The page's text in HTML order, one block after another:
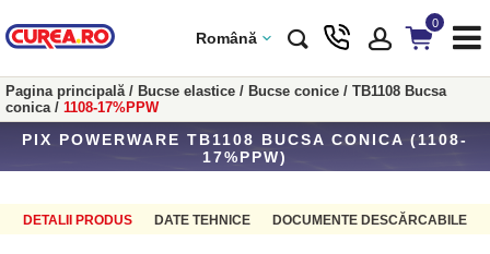
Română
0
Pagina principală/ Bucse elastice / Bucse conice / TB1108 Bucsa
conica/ 1108-17%PPW
PIX POWERWARE TB1108 BUCSA CONICA (1108-
17%PPW)
DETALII PRODUS DATE TEHNICE DOCUMENTE DESCĂRCABILE